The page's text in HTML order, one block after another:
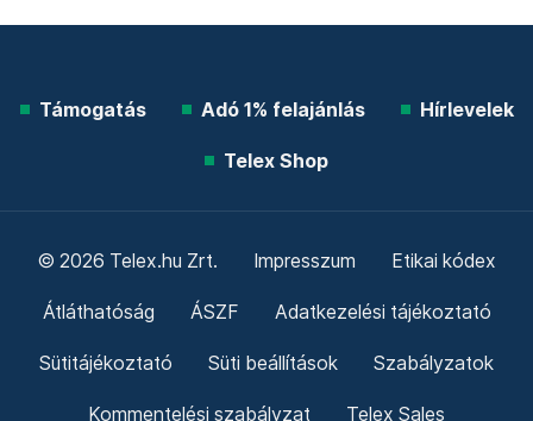
Támogatás Adó 1% felajánlás Hírlevelek
Telex Shop
© 2026 Telex.hu Zrt. Impresszum Etikai kódex
Átláthatóság ÁSZF Adatkezelési tájékoztató
Sütitájékoztató Süti beállítások Szabályzatok
Kommentelési szabályzat Telex Sales